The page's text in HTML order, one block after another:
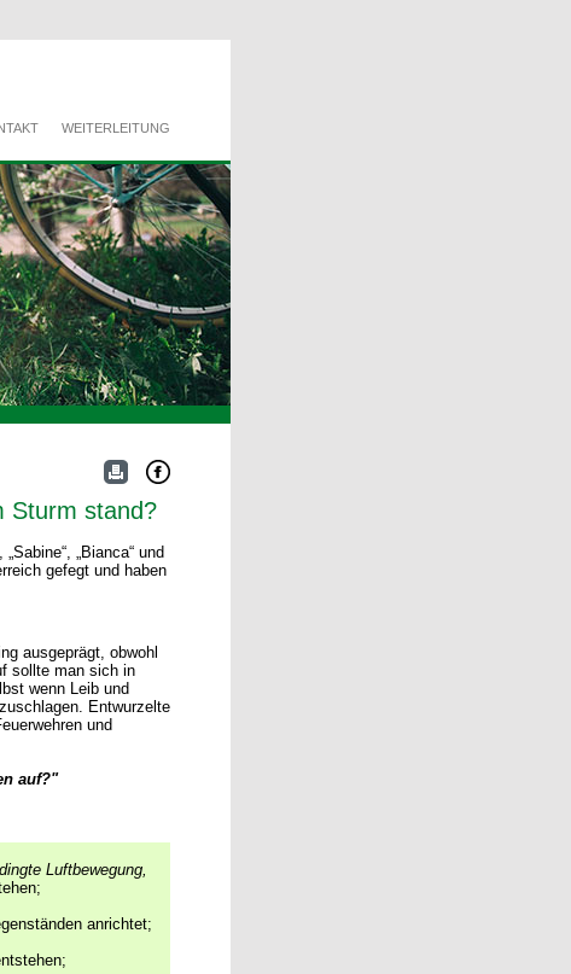
WEITERLEITUNG
Sturm stand?
„Bianca“ und
gefegt und haben
ausgeprägt, obwohl
sollte man sich in
wenn Leib und
Entwurzelte
und
auf?"
Luftbewegung,
anrichtet;